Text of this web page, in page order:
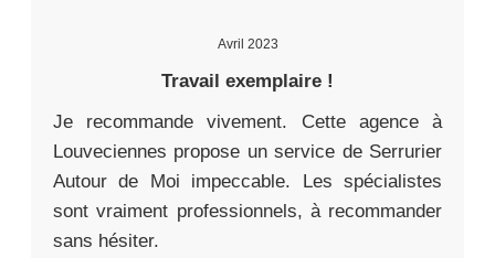
Avril 2023
Travail exemplaire !
Je recommande vivement. Cette agence à
Louveciennes propose un service de Serrurier
Autour de Moi impeccable. Les spécialistes
sont vraiment professionnels, à recommander
sans hésiter.